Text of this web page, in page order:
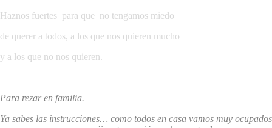
Haznos fuertes para que no tengamos miedo
de querer a todos, a los que nos quieren mucho
y a los que no nos quieren.
Para rezar en familia.
Ya sabes las instrucciones… como todos en casa vamos muy ocupados